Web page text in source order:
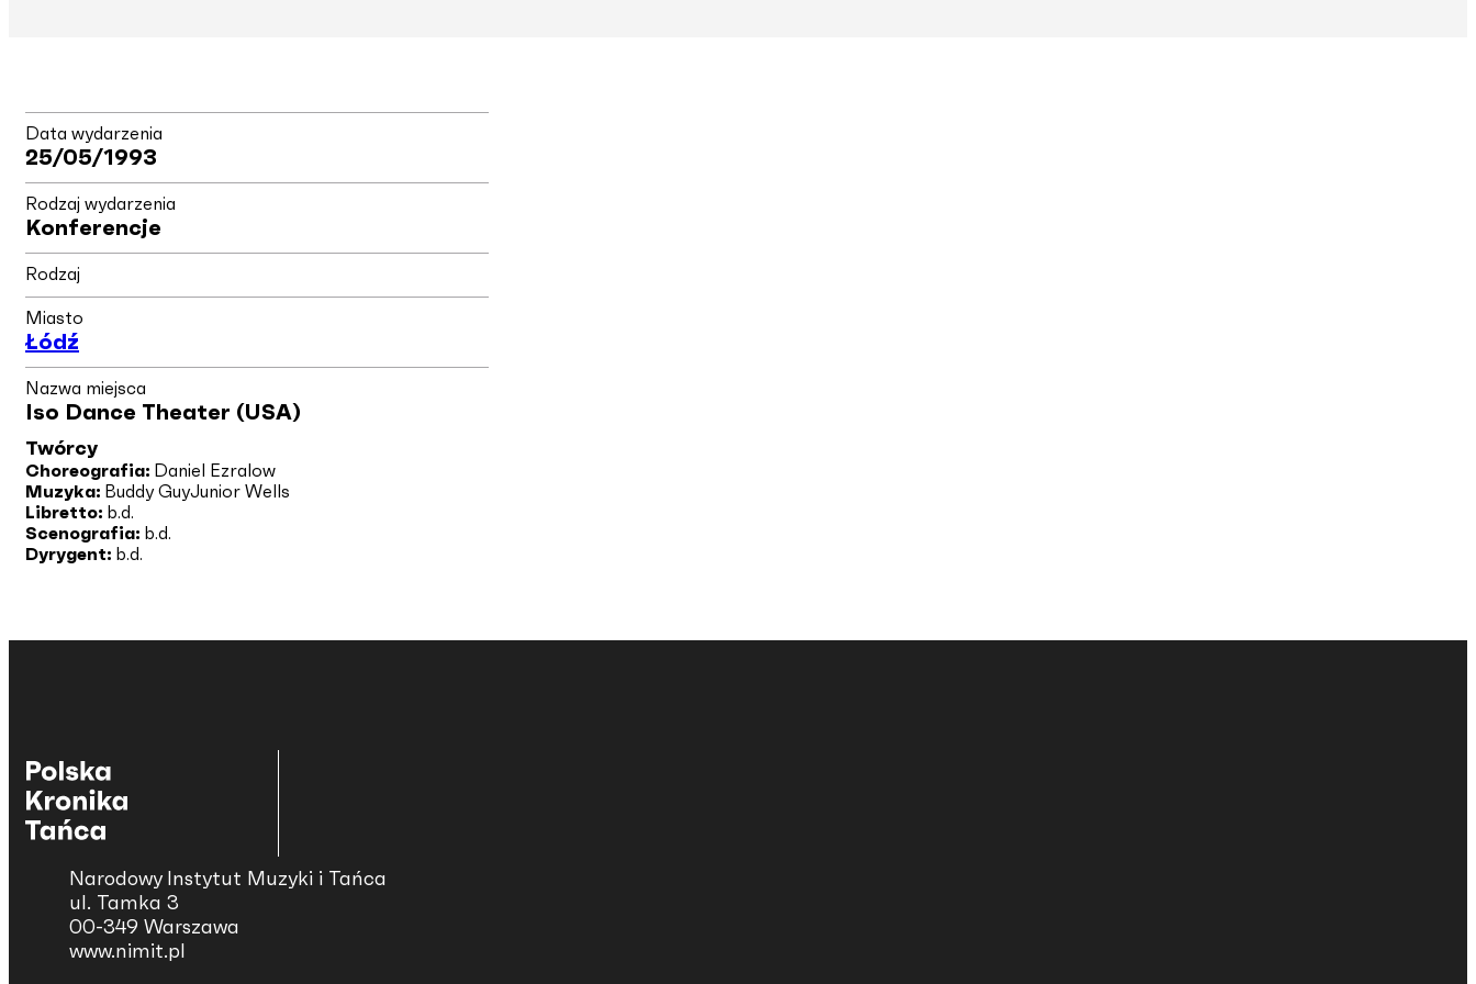
Data wydarzenia
25/05/1993
Rodzaj wydarzenia
Konferencje
Rodzaj
Miasto
Łódź
Nazwa miejsca
Iso Dance Theater (USA)
Twórcy
Choreografia: Daniel Ezralow
Muzyka: Buddy GuyJunior Wells
Libretto: b.d.
Scenografia: b.d.
Dyrygent: b.d.
Narodowy Instytut Muzyki i Tańca
ul. Tamka 3
00-349 Warszawa
www.nimit.pl